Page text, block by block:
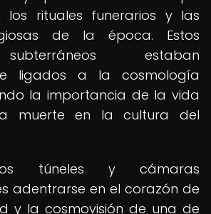
los rituales funerarios y las
de la época. Estos
estaban
ligados a la cosmología
la importancia de la vida
muerte en la cultura del
túneles y cámaras
adentrarse en el corazón de
y la cosmovisión de una de